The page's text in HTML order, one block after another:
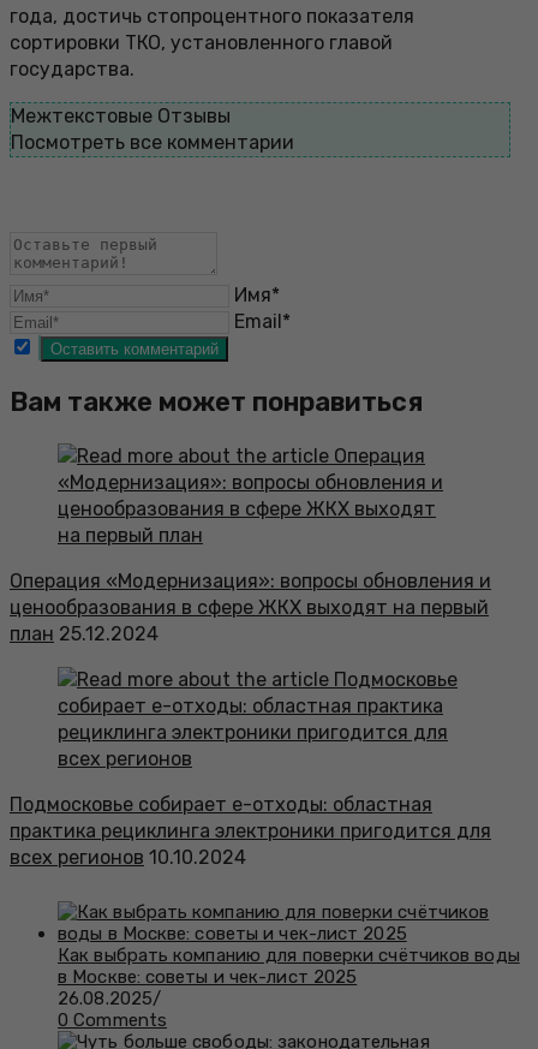
года, достичь стопроцентного показателя
сортировки ТКО, установленного главой
государства.
Межтекстовые Отзывы
Посмотреть все комментарии
Имя*
Email*
Вам также может понравиться
Операция «Модернизация»: вопросы обновления и
ценообразования в сфере ЖКХ выходят на первый
план 25.12.2024
Подмосковье собирает e-отходы: областная
практика рециклинга электроники пригодится для
всех регионов 10.10.2024
Как выбрать компанию для поверки счётчиков воды
в Москве: советы и чек-лист 2025
26.08.2025/
0 Comments